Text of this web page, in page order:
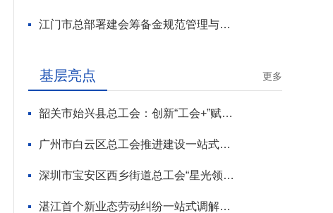
江门市总部署建会筹备金规范管理与基层工会组建攻坚行动
基层亮点 更多
韶关市始兴县总工会：创新“工会+”赋能模式 为“百千万工程”蓄势添力
广州市白云区总工会推进建设一站式调解平台
深圳市宝安区西乡街道总工会“星光领航”品牌首场活动走进企业
湛江首个新业态劳动纠纷一站式调解平台揭牌